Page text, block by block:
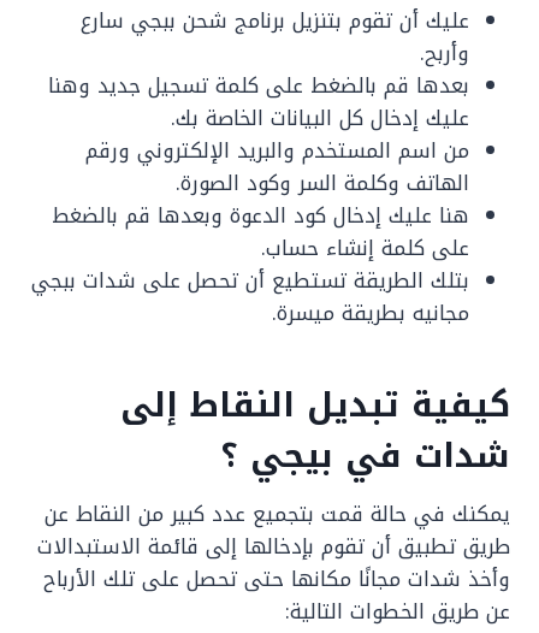
عليك أن تقوم بتنزيل برنامج شحن ببجي سارع
وأربح.
بعدها قم بالضغط على كلمة تسجيل جديد وهنا
عليك إدخال كل البيانات الخاصة بك.
من اسم المستخدم والبريد الإلكتروني ورقم
الهاتف وكلمة السر وكود الصورة.
هنا عليك إدخال كود الدعوة وبعدها قم بالضغط
على كلمة إنشاء حساب.
بتلك الطريقة تستطيع أن تحصل على شدات ببجي
مجانيه بطريقة ميسرة.
كيفية تبديل النقاط إلى
شدات في بيجي ؟
يمكنك في حالة قمت بتجميع عدد كبير من النقاط عن
طريق تطبيق أن تقوم بإدخالها إلى قائمة الاستبدالات
وأخذ شدات مجانًا مكانها حتى تحصل على تلك الأرباح
عن طريق الخطوات التالية: